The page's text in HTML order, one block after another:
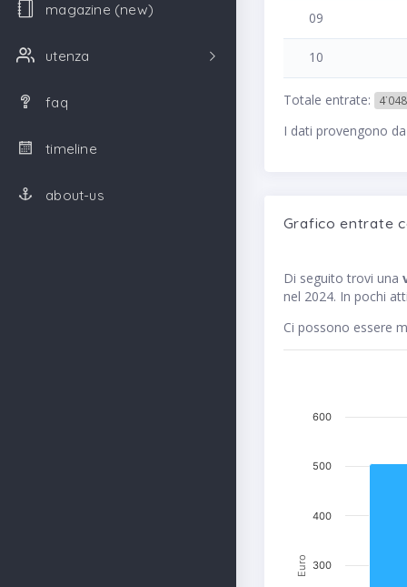
magazine (new)
utenza
faq
timeline
about-us
09
10
Totale entrate:
I dati provengono
Grafico entrate
Di seguito trovi una
nel 2024. In pochi
Ci possono essere
Euro 300
400
500
600